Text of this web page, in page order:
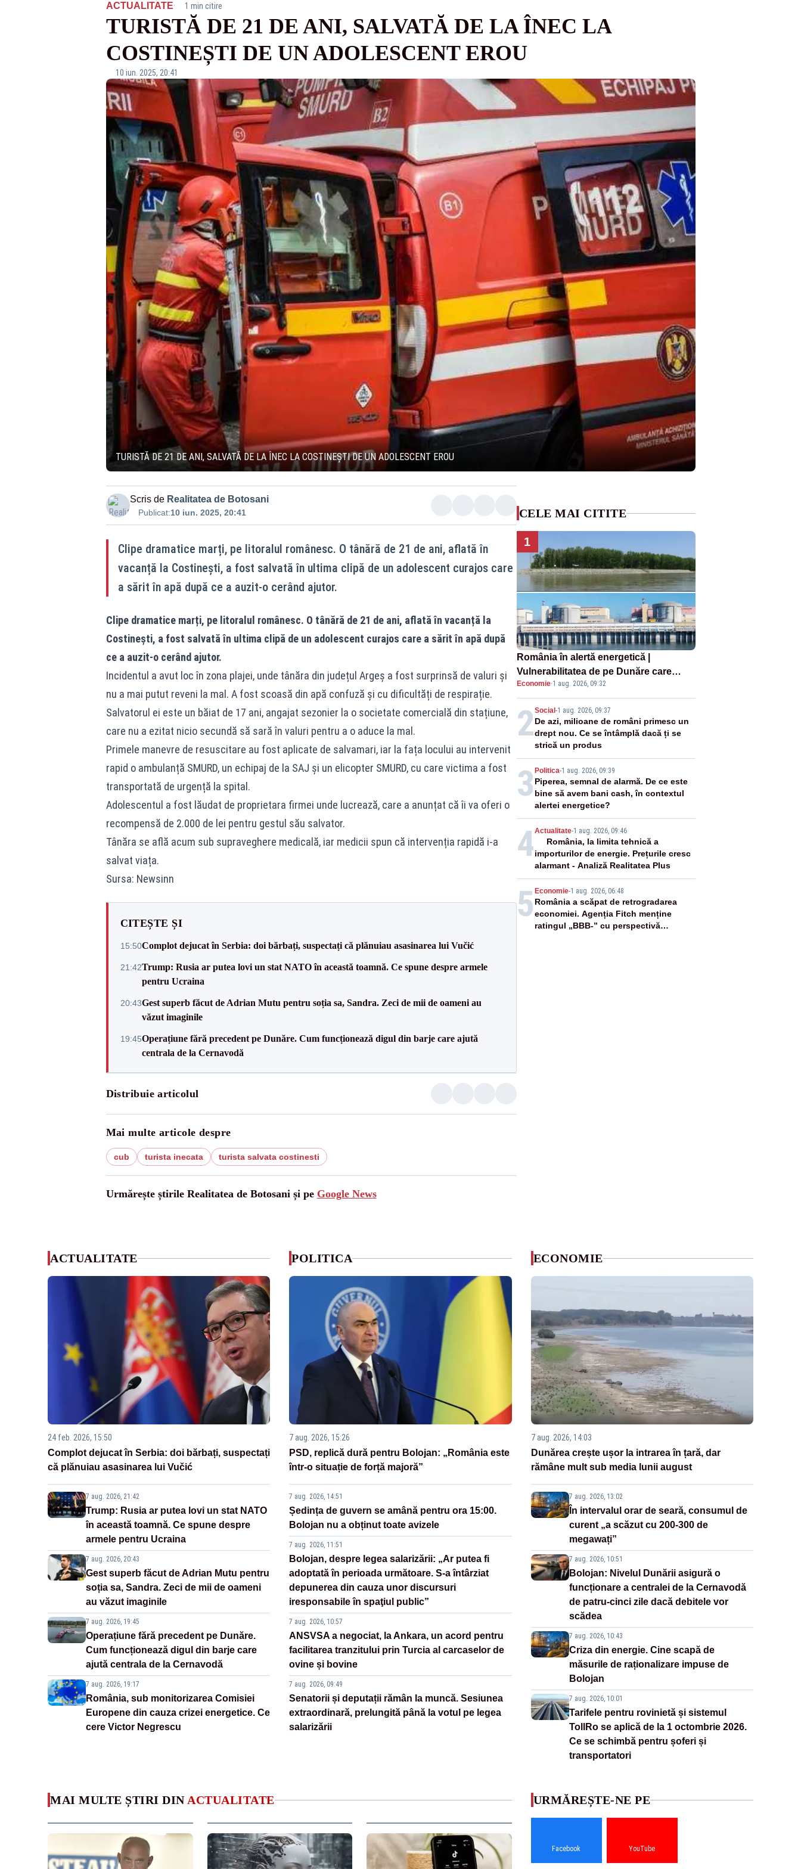
ACTUALITATE· 1 min citire
TURISTĂ DE 21 DE ANI, SALVATĂ DE LA ÎNEC LA
COSTINEȘTI DE UN ADOLESCENT EROU
10 iun. 2025, 20:41
TURISTĂ DE 21 DE ANI, SALVATĂ DE LA ÎNEC LA COSTINEȘTI DE UN ADOLESCENT EROU
Scris de Realitatea de Botosani
Publicat:10 iun. 2025, 20:41
Clipe dramatice marți, pe litoralul românesc. O tânără de 21 de ani, aflată în
vacanță la Costinești, a fost salvată în ultima clipă de un adolescent curajos care
a sărit în apă după ce a auzit-o cerând ajutor.
Clipe dramatice marți, pe litoralul românesc. O tânără de 21 de ani, aflată în vacanță la
Costinești, a fost salvată în ultima clipă de un adolescent curajos care a sărit în apă după
ce a auzit-o cerând ajutor.
Incidentul a avut loc în zona plajei, unde tânăra din județul Argeș a fost surprinsă de valuri și
nu a mai putut reveni la mal. A fost scoasă din apă confuză și cu dificultăți de respirație.
Salvatorul ei este un băiat de 17 ani, angajat sezonier la o societate comercială din stațiune,
care nu a ezitat nicio secundă să sară în valuri pentru a o aduce la mal.
Primele manevre de resuscitare au fost aplicate de salvamari, iar la fața locului au intervenit
rapid o ambulanță SMURD, un echipaj de la SAJ și un elicopter SMURD, cu care victima a fost
transportată de urgență la spital.
Adolescentul a fost lăudat de proprietara firmei unde lucrează, care a anunțat că îi va oferi o
recompensă de 2.000 de lei pentru gestul său salvator.
Tânăra se află acum sub supraveghere medicală, iar medicii spun că intervenția rapidă i-a
salvat viața.
Sursa: Newsinn
CITEȘTE ȘI
15:50Complot dejucat în Serbia: doi bărbați, suspectați că plănuiau asasinarea lui Vučić
21:42Trump: Rusia ar putea lovi un stat NATO în această toamnă. Ce spune despre armele
pentru Ucraina
20:43Gest superb făcut de Adrian Mutu pentru soția sa, Sandra. Zeci de mii de oameni au
văzut imaginile
19:45Operațiune fără precedent pe Dunăre. Cum funcționează digul din barje care ajută
centrala de la Cernavodă
Distribuie articolul
Mai multe articole despre
cub turista inecata turista salvata costinesti
Urmărește știrile Realitatea de Botosani și pe Google News
CELE MAI CITITE
1
România în alertă energetică |
Vulnerabilitatea de pe Dunăre care
pune în pericol Centrala Cernavodă era
cunoscută de pe vremea lui Ceaușescu
Economie·1 aug. 2026, 09:32
2Social -1 aug. 2026, 09:37
De azi, milioane de români primesc un
drept nou. Ce se întâmplă dacă ți se
strică un produs
3 Politica-1 aug. 2026, 09:39
Piperea, semnal de alarmă. De ce este
bine să avem bani cash, în contextul
alertei energetice?
4Actualitate-1 aug. 2026, 09:46
România, la limita tehnică a
importurilor de energie. Prețurile cresc
alarmant - Analiză Realitatea Plus
5 Economie-1 aug. 2026, 06:48
România a scăpat de retrogradarea
economiei. Agenția Fitch menține
ratingul „BBB-” cu perspectivă
ACTUALITATE
24 feb. 2026, 15:50
Complot dejucat în Serbia: doi bărbați, suspectați
că plănuiau asasinarea lui Vučić
7 aug. 2026, 21:42
Trump: Rusia ar putea lovi un stat NATO
în această toamnă. Ce spune despre
armele pentru Ucraina
7 aug. 2026, 20:43
Gest superb făcut de Adrian Mutu pentru
soția sa, Sandra. Zeci de mii de oameni
au văzut imaginile
7 aug. 2026, 19:45
Operațiune fără precedent pe Dunăre.
Cum funcționează digul din barje care
ajută centrala de la Cernavodă
7 aug. 2026, 19:17
România, sub monitorizarea Comisiei
Europene din cauza crizei energetice. Ce
cere Victor Negrescu
POLITICA
7 aug. 2026, 15:26
PSD, replică dură pentru Bolojan: „România este
într-o situație de forță majoră”
7 aug. 2026, 14:51
Ședința de guvern se amână pentru ora 15:00.
Bolojan nu a obținut toate avizele
7 aug. 2026, 11:51
Bolojan, despre legea salarizării: „Ar putea fi
adoptată în perioada următoare. S-a întârziat
depunerea din cauza unor discursuri
iresponsabile în spaţiul public”
7 aug. 2026, 10:57
ANSVSA a negociat, la Ankara, un acord pentru
facilitarea tranzitului prin Turcia al carcaselor de
ovine și bovine
7 aug. 2026, 09:49
Senatorii și deputații rămân la muncă. Sesiunea
extraordinară, prelungită până la votul pe legea
salarizării
ECONOMIE
7 aug. 2026, 14:03
Dunărea crește ușor la intrarea în țară, dar
rămâne mult sub media lunii august
7 aug. 2026, 13:02
În intervalul orar de seară, consumul de
curent „a scăzut cu 200-300 de
megawați”
7 aug. 2026, 10:51
Bolojan: Nivelul Dunării asigură o
funcționare a centralei de la Cernavodă
de patru-cinci zile dacă debitele vor
scădea
7 aug. 2026, 10:43
Criza din energie. Cine scapă de
măsurile de raționalizare impuse de
Bolojan
7 aug. 2026, 10:01
Tarifele pentru rovinietă și sistemul
TollRo se aplică de la 1 octombrie 2026.
Ce se schimbă pentru șoferi și
transportatori
MAI MULTE ȘTIRI DIN ACTUALITATE URMĂREȘTE-NE PE
Facebook YouTube